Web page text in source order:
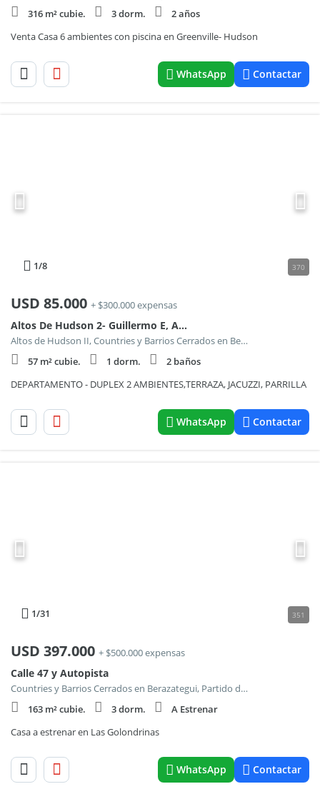
316 m² cubie.
3 dorm.
2 años
Venta Casa 6 ambientes con piscina en Greenville- Hudson
WhatsApp Contactar
1/8 370
USD 85.000 + $300.000 expensas
Altos De Hudson 2- Guillermo E, Av. Gutiérrez 4100
Altos de Hudson II, Countries y Barrios Cerrados en Berazategui
57 m² cubie.
1 dorm.
2 baños
DEPARTAMENTO - DUPLEX 2 AMBIENTES,TERRAZA, JACUZZI, PARRILLA
WhatsApp Contactar
1/31 351
USD 397.000 + $500.000 expensas
Calle 47 y Autopista
Countries y Barrios Cerrados en Berazategui, Partido de Berazategui
163 m² cubie.
3 dorm.
A Estrenar
Casa a estrenar en Las Golondrinas
WhatsApp Contactar